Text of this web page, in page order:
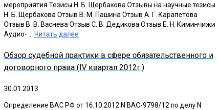
мероприятия Тезисы Н. Б. Щербакова Отзывы на научные тезисы
Н. Б. Щербакова Отзыв В. М. Пашина Отзыв А. Г. Карапетова
Отзыв В. В. Васнева Отзыв С. В. Дедикова Отзыв Е. Н. Киминчижи
Аудио- … Читать далее
Обзор судебной практики в сфере обязательственного и
договорного права (IV квартал 2012г.)
30.01.2013
Определение ВАС РФ от 16.10.2012 N ВАС-9798/12 по делу N